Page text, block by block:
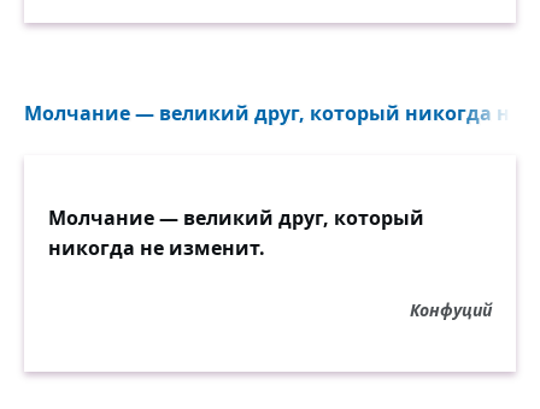
Молчание — великий друг, который никогда не
Молчание — великий друг, который
никогда не изменит.
Конфуций